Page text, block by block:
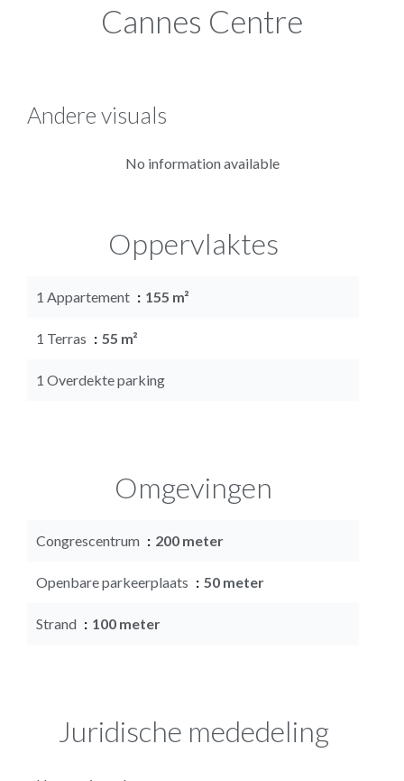
Cannes Centre
Andere visuals
No information available
Oppervlaktes
1 Appartement 155 m²
1 Terras 55 m²
1 Overdekte parking
Omgevingen
Congrescentrum 200 meter
Openbare parkeerplaats 50 meter
Strand 100 meter
Juridische mededeling